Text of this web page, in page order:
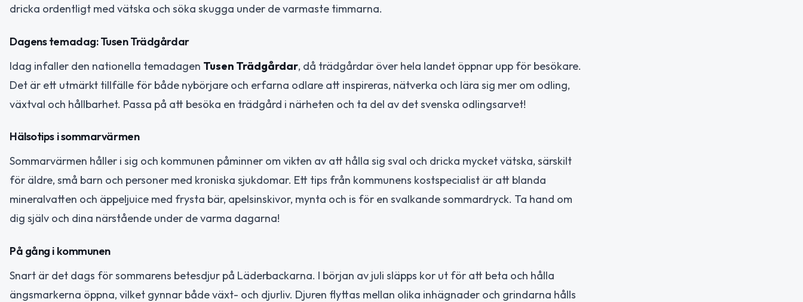
dricka ordentligt med vätska och söka skugga under de varmaste timmarna.
Dagens temadag: Tusen Trädgårdar
Idag infaller den nationella temadagen Tusen Trädgårdar, då trädgårdar över hela landet öppnar upp för besökare.
Det är ett utmärkt tillfälle för både nybörjare och erfarna odlare att inspireras, nätverka och lära sig mer om odling,
växtval och hållbarhet. Passa på att besöka en trädgård i närheten och ta del av det svenska odlingsarvet!
Hälsotips i sommarvärmen
Sommarvärmen håller i sig och kommunen påminner om vikten av att hålla sig sval och dricka mycket vätska, särskilt
för äldre, små barn och personer med kroniska sjukdomar. Ett tips från kommunens kostspecialist är att blanda
mineralvatten och äppeljuice med frysta bär, apelsinskivor, mynta och is för en svalkande sommardryck. Ta hand om
dig själv och dina närstående under de varma dagarna!
På gång i kommunen
Snart är det dags för sommarens betesdjur på Läderbackarna. I början av juli släpps kor ut för att beta och hålla
ängsmarkerna öppna, vilket gynnar både växt- och djurliv. Djuren flyttas mellan olika inhägnader och grindarna hålls